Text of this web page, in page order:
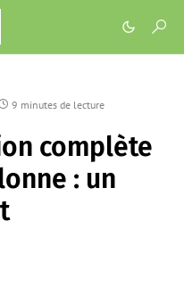
9 minutes de lecture
complète
: un